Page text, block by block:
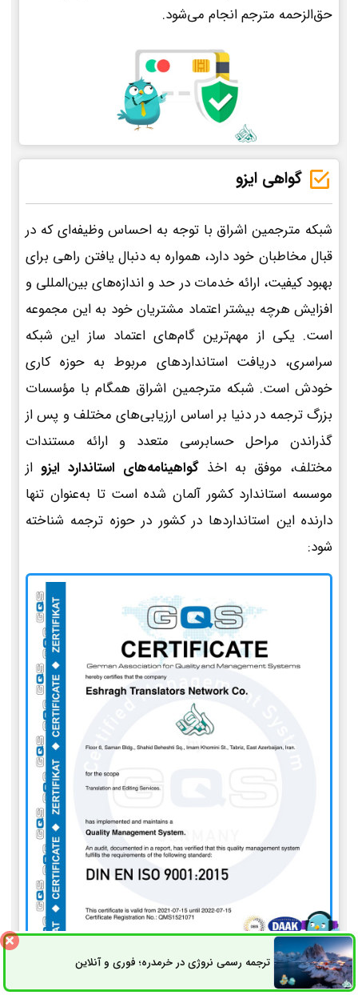
حق‌الزحمه مترجم انجام می‌شود.
گواهی ایزو
شبکه مترجمین اشراق با توجه به احساس وظیفه‌ای که در
قبال مخاطبان خود دارد، همواره به دنبال یافتن راهی برای
بهبود کیفیت، ارائه خدمات در حد و اندازه‌های بین‌المللی و
افزایش هرچه بیشتر اعتماد مشتریان خود به این مجموعه
است. یکی از مهم‌ترین گام‌های اعتماد ساز این شبکه
سراسری، دریافت استانداردهای مربوط به حوزه کاری
خودش است. شبکه مترجمین اشراق همگام با مؤسسات
بزرگ ترجمه در دنیا بر اساس ارزیابی‌های مختلف و پس از
گذراندن مراحل حسابرسی متعدد و ارائه مستندات
مختلف، موفق به اخذ گواهینامه‌های استاندارد ایزو از
موسسه استاندارد کشور آلمان شده است تا به‌عنوان تنها
دارنده این استانداردها در کشور در حوزه ترجمه شناخته
شود:
ترجمه رسمی نروژی در خرمدره؛ فوری و آنلاینثبت سفارش راه های ارتباطی